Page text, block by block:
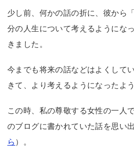
少し前、何かの話の折に、彼から
分の人生について考えるようにな
きました。
今までも将来の話などはよくして
きて、より考えるようになったよう
この時、私の尊敬する女性の一人
のブログに書かれていた話を思い
ら ）。